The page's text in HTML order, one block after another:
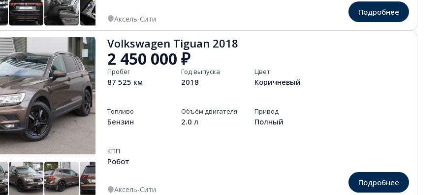
+13
Аксель-Сити
Подробнее
Volkswagen Tiguan 2018
2 450 000 ₽
Пробег
87 525 км
Год выпуска
2018
Цвет
Коричневый
Топливо
Бензин
Объём двигателя
2.0 л
Привод
Полный
КПП
Робот
Аксель-Сити
Подробнее